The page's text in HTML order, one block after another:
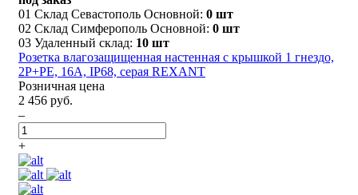
01 Склад Севастополь Основной: 0 шт
02 Склад Симферополь Основной: 0 шт
03 Удаленный склад: 10 шт
Розетка влагозащищенная настенная с крышкой 1 гнездо,
2Р+РЕ, 16А, IP68, серая REXANT
Розничная цена
2 456 руб.
–
+